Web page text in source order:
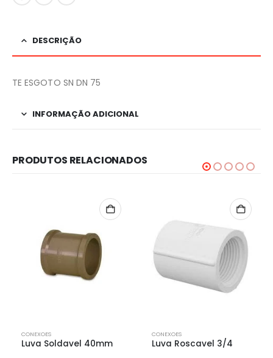
DESCRIÇÃO
TE ESGOTO SN DN 75
INFORMAÇÃO ADICIONAL
PRODUTOS RELACIONADOS
CONEXOES
Luva Roscavel 3/4
CONEXOES
Luva Soldavel 25mm